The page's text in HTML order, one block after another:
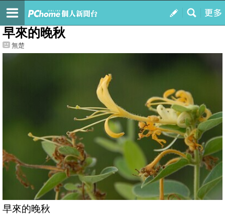
我的
最新文章
早來的晚秋
無楚
早來的晚秋